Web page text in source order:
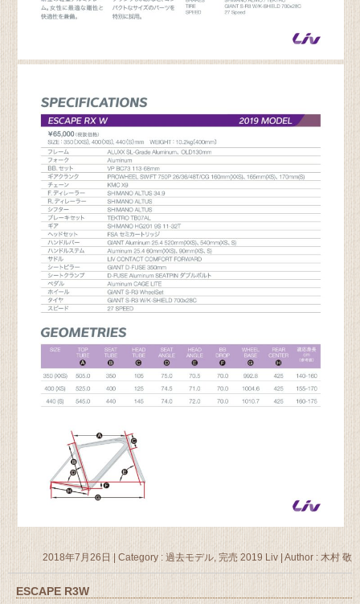
2018年7月26日 | Category : 過去モデル, 完売 2019 Liv | Author : 木村 敬
ESCAPE R3W